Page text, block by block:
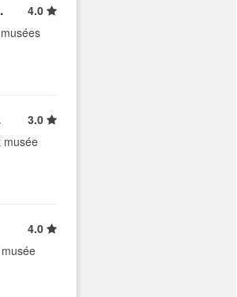
4.0
3.0
musée
4.0